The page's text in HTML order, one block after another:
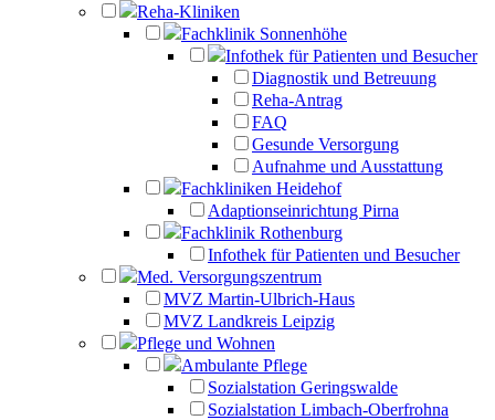
Reha-Kliniken
Fachklinik Sonnenhöhe
Infothek für Patienten und Besucher
Diagnostik und Betreuung
Reha-Antrag
FAQ
Gesunde Versorgung
Aufnahme und Ausstattung
Fachkliniken Heidehof
Adaptionseinrichtung Pirna
Fachklinik Rothenburg
Infothek für Patienten und Besucher
Med. Versorgungszentrum
MVZ Martin-Ulbrich-Haus
MVZ Landkreis Leipzig
Pflege und Wohnen
Ambulante Pflege
Sozialstation Geringswalde
Sozialstation Limbach-Oberfrohna